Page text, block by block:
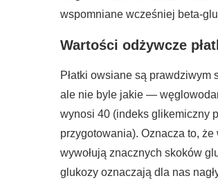
wspomniane wcześniej beta-
Wartości odżywcze
Płatki owsiane są prawdziwym
ale nie byle jakie —
wynosi 40 (indeks glikemiczny
przygotowania). Oznacza to,
wywołują znacznych skoków
glukozy oznaczają dla nas